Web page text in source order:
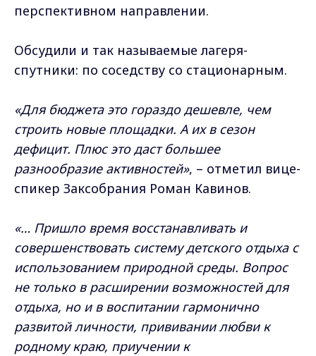
перспективном направлении.
Обсудили и так называемые лагеря-
спутники: по соседству со стационарным.
«Для бюджета это гораздо дешевле, чем
строить новые площадки. А их в сезон
дефицит. Плюс это даст большее
разнообразие активностей», – отметил вице-
спикер Заксобрания Роман Кавинов.
«… Пришло время восстанавливать и
совершенствовать систему детского отдыха с
использованием природной среды. Вопрос
не только в расширении возможностей для
отдыха, но и в воспитании гармонично
развитой личности, прививании любви к
родному краю, приучении к